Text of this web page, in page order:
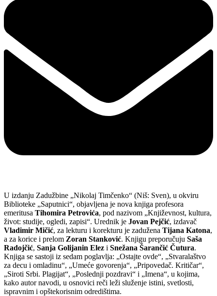
U izdanju Zadužbine „Nikolaj Timčenko“ (Niš: Sven), u okviru
Biblioteke „Saputnici“, objavljena je nova knjiga profesora
emeritusa Tihomira Petrovića, pod nazivom „Književnost, kultura,
život: studije, ogledi, zapisi“. Urednik je Jovan Pejčić, izdavač
Vladimir Mičić, za lekturu i korekturu je zadužena Tijana Katona,
a za korice i prelom Zoran Stanković. Knjigu preporučuju Saša
Radojčić, Sanja Golijanin Elez i Snežana Šarančić Čutura.
Knjiga se sastoji iz sedam poglavlja: „Ostajte ovde“, „Stvaralaštvo
za decu i omladinu“, „Umeće govorenja“, „Pripovedač. Kritičar“,
„Siroti Srbi. Plagijat“, „Poslednji pozdravi“ i „Imena“, u kojima,
kako autor navodi, u osnovici reči leži služenje istini, svetlosti,
ispravnim i opštekorisnim odredištima.